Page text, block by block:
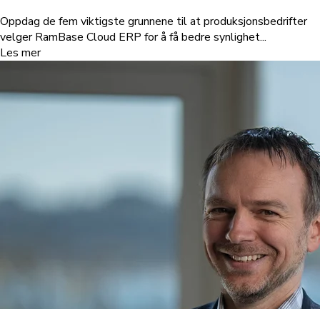
Oppdag de fem viktigste grunnene til at produksjonsbedrifter
velger RamBase Cloud ERP for å få bedre synlighet...
Les mer